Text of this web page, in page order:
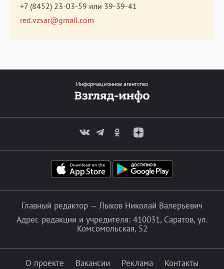
+7 (8452) 23-03-59 или 39-39-41
red.vzsar@gmail.com
Информационное агентство
Главный редактор — Лыков Николай Валерьевич
Адрес редакции и учредителя: 410031, Саратов, ул.
Комсомольская, 52
О проекте Вакансии Реклама
Контакты